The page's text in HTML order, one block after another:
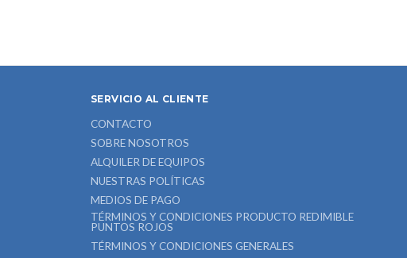
SERVICIO AL CLIENTE
CONTACTO
SOBRE NOSOTROS
ALQUILER DE EQUIPOS
NUESTRAS POLÍTICAS
MEDIOS DE PAGO
TÉRMINOS Y CONDICIONES PRODUCTO REDIMIBLE
PUNTOS ROJOS
TÉRMINOS Y CONDICIONES GENERALES